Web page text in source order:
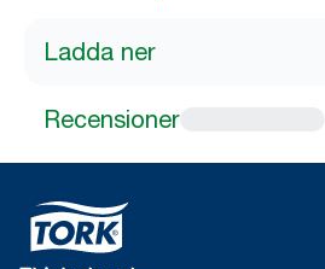
Ladda ner
Recensioner